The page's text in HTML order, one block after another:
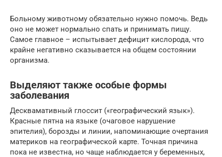
Больному животному обязательно нужно помочь. Ведь
оно не может нормально спать и принимать пищу.
Самое главное – испытывает дефицит кислорода, что
крайне негативно сказывается на общем состоянии
организма.
Выделяют также особые формы
заболевания
Десквамативный глоссит («географический язык»).
Красные пятна на языке (очаговое нарушение
эпителия), борозды и линии, напоминающие очертания
материков на географической карте. Точная причина
пока не известна, но чаще наблюдается у беременных,